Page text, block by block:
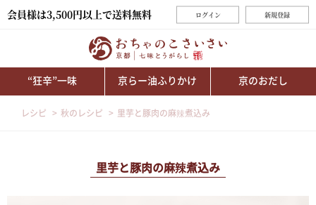
会員様は3,500円以上で送料無料 ログイン 新規登録
“狂辛”一味 京らー油ふりかけ 京のおだし
レシピ 秋のレシピ 里芋と豚肉の麻辣煮込み
里芋と豚肉の麻辣煮込み